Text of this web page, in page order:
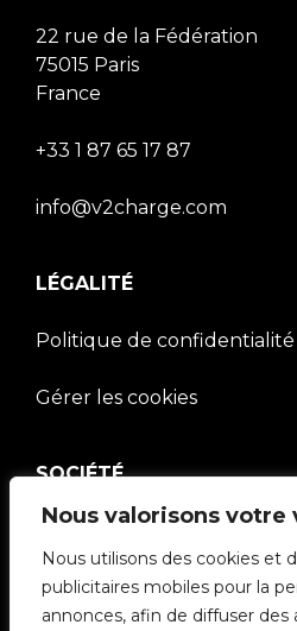
Nous valorisons votre
Nous utilisons des cookies et
publicitaires mobiles pour la
annonces, afin de diffuser
22 rue de la Fédération
75015 Paris
France
+33 1 87 65 17 87
info@v2charge.com
LÉGALITÉ
Politique de confidentialité
Gérer les cookies
SOCIÉTÉ
Communauté V2C
e-Chargers